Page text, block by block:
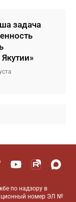
задача
по надзору в
номер ЭЛ №